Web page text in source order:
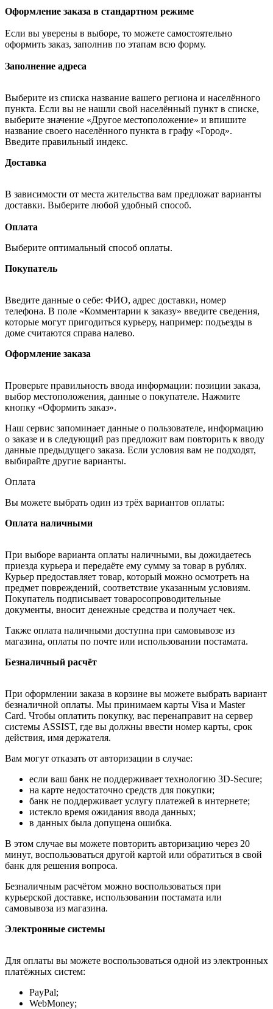
Оформление заказа в стандартном режиме
Если вы уверены в выборе, то можете самостоятельно
оформить заказ, заполнив по этапам всю форму.
Заполнение адреса
Выберите из списка название вашего региона и населённого
пункта. Если вы не нашли свой населённый пункт в списке,
выберите значение «Другое местоположение» и впишите
название своего населённого пункта в графу «Город».
Введите правильный индекс.
Доставка
В зависимости от места жительства вам предложат варианты
доставки. Выберите любой удобный способ.
Оплата
Выберите оптимальный способ оплаты.
Покупатель
Введите данные о себе: ФИО, адрес доставки, номер
телефона. В поле «Комментарии к заказу» введите сведения,
которые могут пригодиться курьеру, например: подъезды в
доме считаются справа налево.
Оформление заказа
Проверьте правильность ввода информации: позиции заказа,
выбор местоположения, данные о покупателе. Нажмите
кнопку «Оформить заказ».
Наш сервис запоминает данные о пользователе, информацию
о заказе и в следующий раз предложит вам повторить к вводу
данные предыдущего заказа. Если условия вам не подходят,
выбирайте другие варианты.
Оплата
Вы можете выбрать один из трёх вариантов оплаты:
Оплата наличными
При выборе варианта оплаты наличными, вы дожидаетесь
приезда курьера и передаёте ему сумму за товар в рублях.
Курьер предоставляет товар, который можно осмотреть на
предмет повреждений, соответствие указанным условиям.
Покупатель подписывает товаросопроводительные
документы, вносит денежные средства и получает чек.
Также оплата наличными доступна при самовывозе из
магазина, оплаты по почте или использовании постамата.
Безналичный расчёт
При оформлении заказа в корзине вы можете выбрать вариант
безналичной оплаты. Мы принимаем карты Visa и Master
Card. Чтобы оплатить покупку, вас перенаправит на сервер
системы ASSIST, где вы должны ввести номер карты, срок
действия, имя держателя.
Вам могут отказать от авторизации в случае:
если ваш банк не поддерживает технологию 3D-Secure;
на карте недостаточно средств для покупки;
банк не поддерживает услугу платежей в интернете;
истекло время ожидания ввода данных;
в данных была допущена ошибка.
В этом случае вы можете повторить авторизацию через 20
минут, воспользоваться другой картой или обратиться в свой
банк для решения вопроса.
Безналичным расчётом можно воспользоваться при
курьерской доставке, использовании постамата или
самовывоза из магазина.
Электронные системы
Для оплаты вы можете воспользоваться одной из электронных
платёжных систем:
PayPal;
WebMoney;